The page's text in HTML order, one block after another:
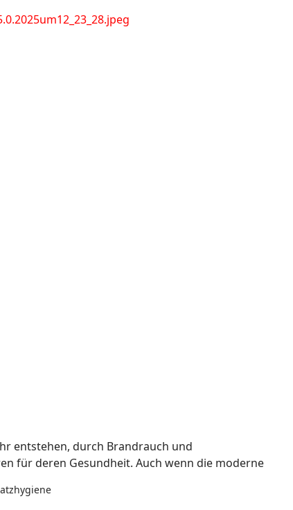
entstehen, durch Brandrauch und
für deren Gesundheit. Auch wenn die moderne